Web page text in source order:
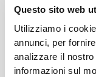
Questo sito web
Utilizziamo i
annunci, per
analizzare il
informazioni sul